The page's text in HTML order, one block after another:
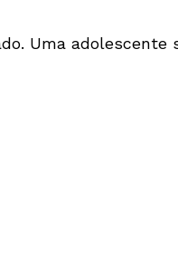
Uma adolescente